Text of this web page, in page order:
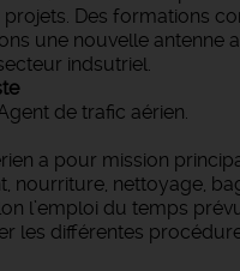
Des formations
une nouvelle antenne
indsutriel.
de trafic aérien.
a pour mission
nourriture, nettoyage,
l’emploi du temps
les différentes